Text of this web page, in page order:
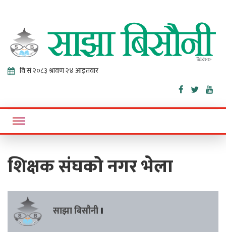
Sajha
Bisaunee
Online News Portal
शिक्षक संघको नगर भेला
साझा बिसौनी ।